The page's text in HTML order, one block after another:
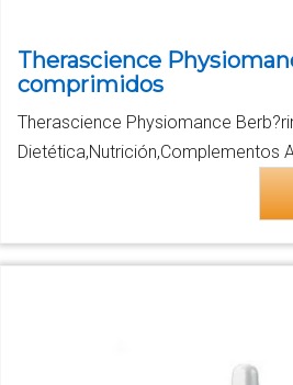
Therascience
comprimidos
Therascience Physiomance
Dietética,Nutrición,Complementos